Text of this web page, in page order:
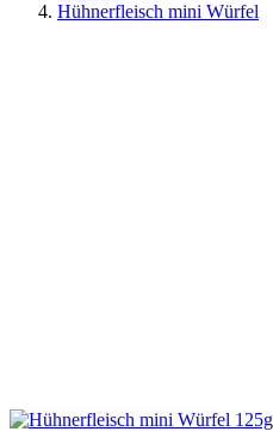
Hühnerfleisch mini Würfel